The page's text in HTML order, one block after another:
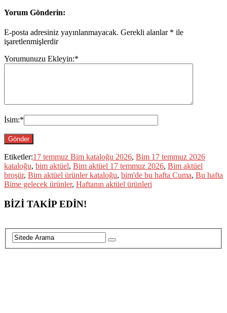
Yorum Gönderin:
E-posta adresiniz yayınlanmayacak. Gerekli alanlar * ile
işaretlenmişlerdir
Yorumunuzu Ekleyin:*
İsim:*
Etiketler:17 temmuz Bim kataloğu 2026, Bim 17 temmuz 2026
kataloğu, bim aktüel, Bim aktüel 17 temmuz 2026, Bim aktüel
broşür, Bim aktüel ürünler kataloğu, bim'de bu hafta Cuma, Bu hafta
Bime gelecek ürünler, Haftanın aktüel ürünleri
BİZİ TAKİP EDİN!